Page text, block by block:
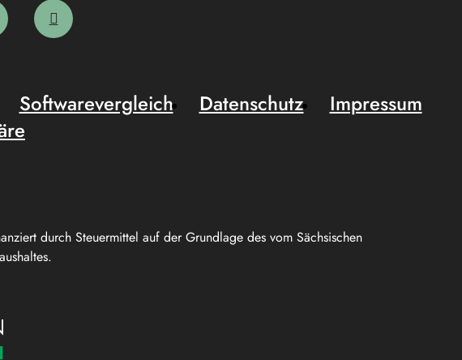
durch Steuermittel auf der Grundlage des vom Sächsischen
Softwarevergleich Datenschutz
Impressum